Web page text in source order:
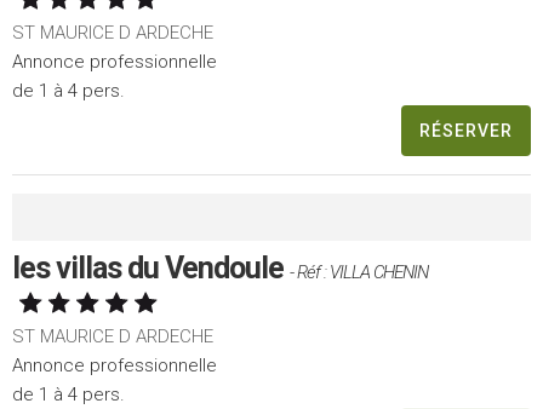
ST MAURICE D ARDECHE
Annonce professionnelle
de 1 à 4 pers.
RÉSERVER
les villas du Vendoule - Réf : VILLA CHENIN
ST MAURICE D ARDECHE
Annonce professionnelle
de 1 à 4 pers.